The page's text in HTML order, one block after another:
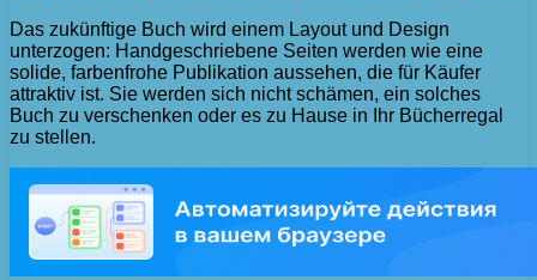
Das zukünftige Buch wird einem Layout und Design
unterzogen: Handgeschriebene Seiten werden wie eine
solide, farbenfrohe Publikation aussehen, die für Käufer
attraktiv ist. Sie werden sich nicht schämen, ein solches
Buch zu verschenken oder es zu Hause in Ihr Bücherregal
zu stellen.